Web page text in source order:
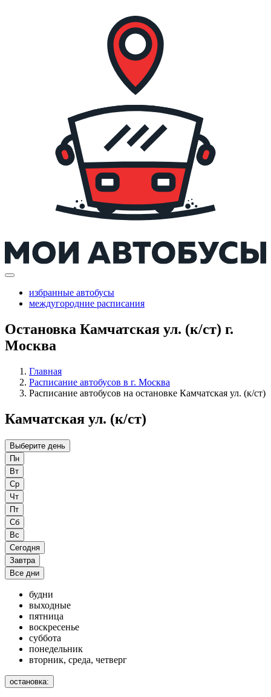
избранные автобусы
междугородние расписания
Остановка Камчатская ул. (к/ст) г.
Москва
Главная
Расписание автобусов в г. Москва
Расписание автобусов на остановке Камчатская ул. (к/ст)
Камчатская ул. (к/ст)
Выберите день
Пн
Вт
Ср
Чт
Пт
Сб
Вс
Сегодня
Завтра
Все дни
будни
выходные
пятница
воскресенье
суббота
понедельник
вторник, среда, четверг
остановка: